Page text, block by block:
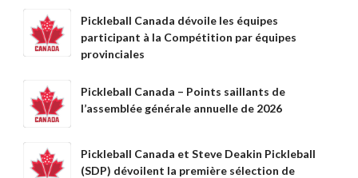
Contact
Championnats
Nationaux
Règles de base
Pickleball récréatif
Pickleball Canada dévoile les équipes
participant à la Compétition par équipes
provinciales
Pickleball Canada – Points saillants de
l’assemblée générale annuelle de 2026
Pickleball Canada et Steve Deakin Pickleball
(SDP) dévoilent la première sélection de